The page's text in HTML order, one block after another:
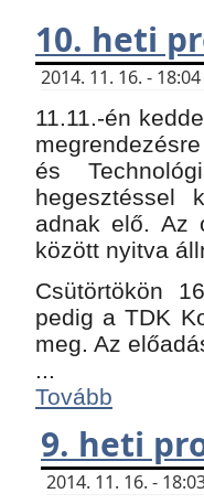
10. heti
2014. 11. 16. -
11.11.-én
és
hegesztéssel
adnak elő. Az
között nyitva
Csütörtökön
pedig a TDK
meg. Az
...
Tovább
9. heti
2014. 11. 16. -